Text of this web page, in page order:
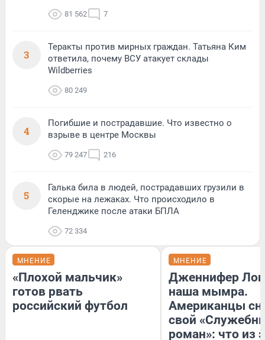
81 562 7
3
Теракты против мирных граждан. Татьяна Ким
ответила, почему ВСУ атакует склады
Wildberries
80 249
4
Погибшие и пострадавшие. Что известно о
взрыве в центре Москвы
79 247 216
5
Галька била в людей, пострадавших грузили в
скорые на лежаках. Что происходило в
Геленджике после атаки БПЛА
72 334
МНЕНИЕ
«Плохой мальчик»
готов рвать
российский футбол
МНЕНИЕ
Дженнифер
наша мымра.
Американцы
свой
роман»: что из